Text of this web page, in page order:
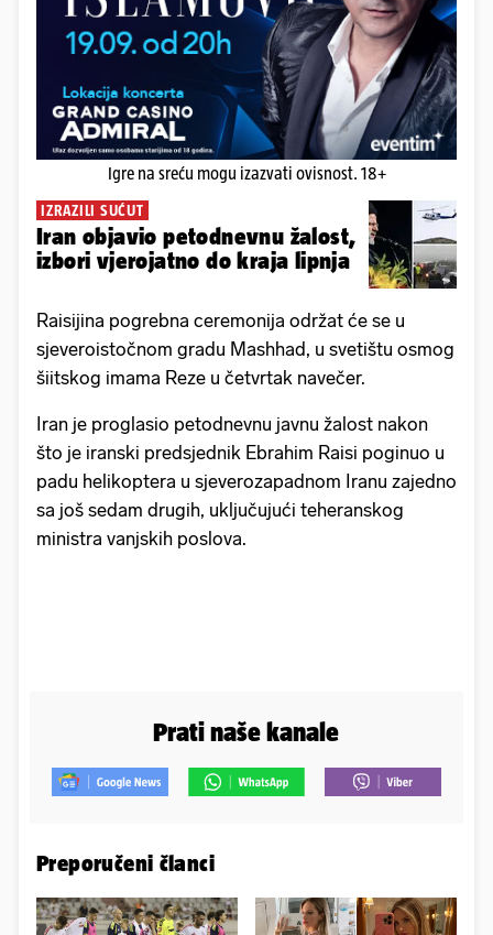
Igre na sreću mogu izazvati ovisnost. 18+
IZRAZILI SUĆUT
Iran objavio petodnevnu žalost,
izbori vjerojatno do kraja lipnja
Raisijina pogrebna ceremonija održat će se u
sjeveroistočnom gradu Mashhad, u svetištu osmog
šiitskog imama Reze u četvrtak navečer.
Iran je proglasio petodnevnu javnu žalost nakon
što je iranski predsjednik Ebrahim Raisi poginuo u
padu helikoptera u sjeverozapadnom Iranu zajedno
sa još sedam drugih, uključujući teheranskog
ministra vanjskih poslova.
Prati naše kanale
Preporučeni članci